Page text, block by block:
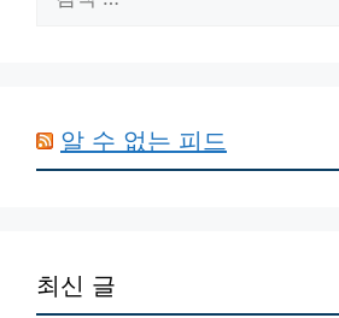
색:
알 수 없는 피드
최신 글